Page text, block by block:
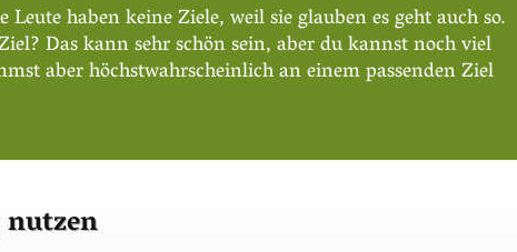
haben keine Ziele, weil sie glauben es geht auch so.
Das kann sehr schön sein, aber du kannst noch viel
aber höchstwahrscheinlich an einem passenden Ziel